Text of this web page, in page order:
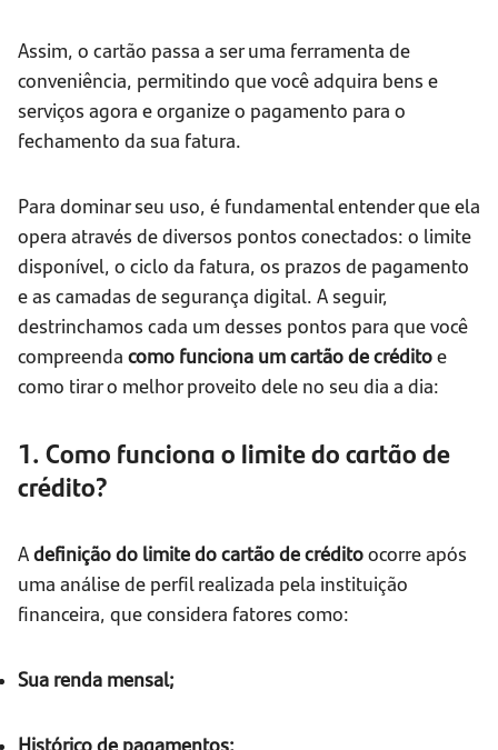
Assim, o cartão passa a ser uma ferramenta de
conveniência, permitindo que você adquira bens e
serviços agora e organize o pagamento para o
fechamento da sua fatura.
Para dominar seu uso, é fundamental entender que ela
opera através de diversos pontos conectados: o limite
disponível, o ciclo da fatura, os prazos de pagamento
e as camadas de segurança digital. A seguir,
destrinchamos cada um desses pontos para que você
compreenda como funciona um cartão de créditoe
como tirar o melhor proveito dele no seu dia a dia:
1. Como funciona o limite do cartão de
crédito?
Adefinição do limite do cartão de créditoocorre após
uma análise de perfil realizada pela instituição
financeira, que considera fatores como:
Sua renda mensal;
Histórico de pagamentos;